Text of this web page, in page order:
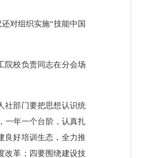
对组织实施“技能中国
校负责同志在分会场
部门要把思想认识统
一年一个台阶，认真扎
良好培训生态，全力推
改革；四要围绕建设技